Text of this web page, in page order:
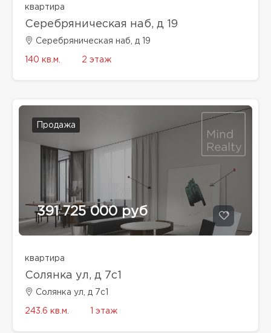
квартира
Серебряническая наб, д 19
Серебряническая наб, д 19
140 кв.м. 2 этаж
Продажа
391 725 000 руб
квартира
Солянка ул, д 7с1
Солянка ул, д 7с1
243.6 кв.м. 1 этаж